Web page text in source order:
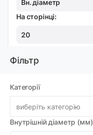
Фільтр
Категорії
виберіть категорію
Внутрішній діаметр (мм)
Вн. діаметр
На сторінці:
20
Інформація
Про компанію